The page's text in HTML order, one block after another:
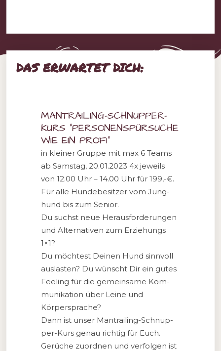
DAS ERWARTET DICH:
MAN­TRAI­LING-SCHNUP­PER­
KURS “PER­SO­NEN­SPÜR­SU­CHE
WIE EIN PROFI“
in klei­ner Grup­pe mit max 6 Teams
ab Sams­tag, 20.01.2023 4x jeweils
von 12.00 Uhr – 14.00 Uhr für 199,-€.
Für alle Hun­de­be­sit­zer vom Jung­
hund bis zum Senior.
Du suchst neue Her­aus­for­de­run­gen
und Alter­na­ti­ven zum Erzie­hungs
1×1?
Du möch­test Dei­nen Hund sinn­voll
aus­las­ten? Du wünscht Dir ein gutes
Fee­ling für die gemein­sa­me Kom­
mu­ni­ka­ti­on über Leine und
Körpersprache?
Dann ist unser Man­trai­ling-Schnup­
per-Kurs genau rich­tig für Euch.
Gerü­che zuord­nen und ver­fol­gen ist